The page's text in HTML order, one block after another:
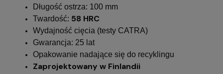
Długość ostrza: 100 mm
Twardość: 58 HRC
Wydajność cięcia (testy CATRA)
Gwarancja: 25 lat
Opakowanie nadające się do recyklingu
Zaprojektowany w Finlandii